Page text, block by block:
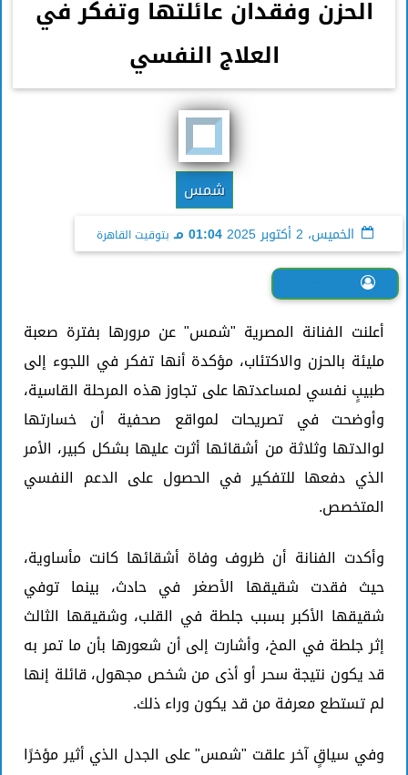
الحزن وفقدان عائلتها وتفكر في
العلاج النفسي
شمس
الخميس، 2 أكتوبر 2025 01:04 مـ بتوقيت القاهرة
أعلنت الفنانة المصرية "شمس" عن مرورها بفترة صعبة
مليئة بالحزن والاكتئاب، مؤكدة أنها تفكر في اللجوء إلى
طبيبٍ نفسي لمساعدتها على تجاوز هذه المرحلة القاسية،
وأوضحت في تصريحات لمواقع صحفية أن خسارتها
لوالدتها وثلاثة من أشقائها أثرت عليها بشكل كبير، الأمر
الذي دفعها للتفكير في الحصول على الدعم النفسي
المتخصص.
وأكدت الفنانة أن ظروف وفاة أشقائها كانت مأساوية،
حيث فقدت شقيقها الأصغر في حادث، بينما توفي
شقيقها الأكبر بسبب جلطة في القلب، وشقيقها الثالث
إثر جلطة في المخ، وأشارت إلى أن شعورها بأن ما تمر به
قد يكون نتيجة سحر أو أذى من شخص مجهول، قائلة إنها
لم تستطع معرفة من قد يكون وراء ذلك.
وفي سياقٍ آخر علقت "شمس" على الجدل الذي أثير مؤخرًا